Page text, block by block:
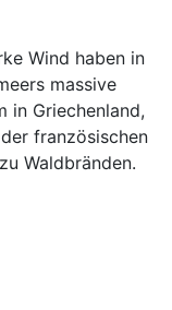
Wind haben in
massive
in Griechenland,
französischen
Waldbränden.